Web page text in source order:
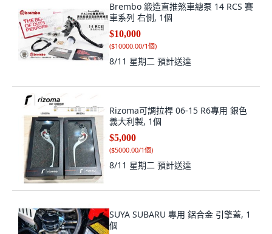
Brembo 鍛造直推煞車總泵 14 RCS 賽
車系列 右側, 1個
$10,000
($10000.00/1個)
8/11 星期二 預計送達
Rizoma可調拉桿 06-15 R6專用 銀色
義大利製, 1個
$5,000
($5000.00/1個)
8/11 星期二 預計送達
SUYA SUBARU 專用 鋁合金 引擎蓋, 1
個